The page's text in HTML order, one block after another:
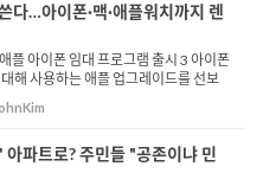
다…아이폰·맥·애플워치까지 렌
아이폰 임대 프로그램 출시 3 아이폰
해 사용하는 애플 업그레이드를 선보
표한 내용을 살펴보면 아이폰과 애플 워
...
파트로? 주민들 "공존이냐 민